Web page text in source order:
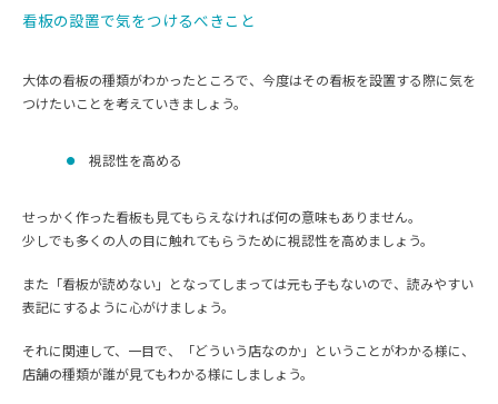
看板の設置で気をつけるべきこと
大体の看板の種類がわかったところで、今度はその看板を設置する際に気を
つけたいことを考えていきましょう。
視認性を高める
せっかく作った看板も見てもらえなければ何の意味もありません。
少しでも多くの人の目に触れてもらうために視認性を高めましょう。
また「看板が読めない」となってしまっては元も子もないので、読みやすい
表記にするように心がけましょう。
それに関連して、一目で、「どういう店なのか」ということがわかる様に、
店舗の種類が誰が見てもわかる様にしましょう。